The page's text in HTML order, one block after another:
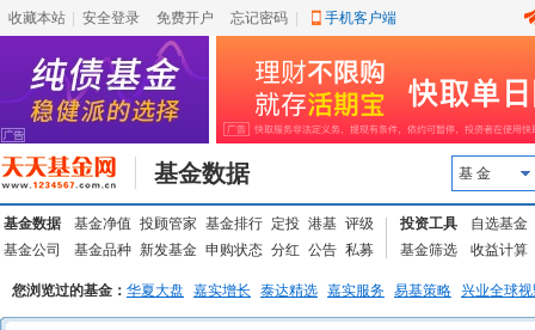
收藏本站 安全登录 免费开户 忘记密码 手机客户端
基金数据 基 金
基金数据 基金净值 投顾管家 基金排行 定投 港基 评级
基金公司
基金品种 新发基金 申购状态 分红 公告 私募
投资工具
自选基金
基金筛选
收益计算
您浏览过的基金： 华夏大盘 嘉实增长 泰达精选 嘉实服务 易基策略 兴业全球